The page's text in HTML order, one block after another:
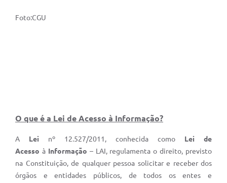
Foto:CGU
O que é a Lei de Acesso à Informação?
A Lei nº 12.527/2011, conhecida como Lei de
Acesso à Informação – LAI, regulamenta o direito, previsto
na Constituição, de qualquer pessoa solicitar e receber dos
órgãos e entidades públicos, de todos os entes e